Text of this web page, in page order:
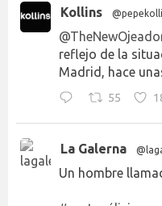
Kollins
reflejo de la
Madrid, hace
55
La Galerna
Un hombre